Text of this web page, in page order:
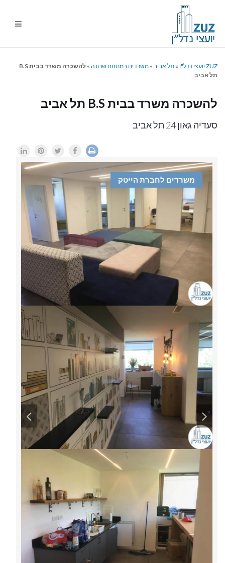
ZUZ יועצי נדל"ן » תל אביב » משרדים במתחם שרונה »
להשכרה משרד בבית B.S
תל אביב
להשכרה משרד בבית B.S תל אביב
סעדיה גאון 24 תל אביב
משרדים לחברת הייטק